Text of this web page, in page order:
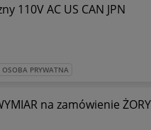
110V AC US CAN JPN
OSOBA PRYWATNA
na zamówienie